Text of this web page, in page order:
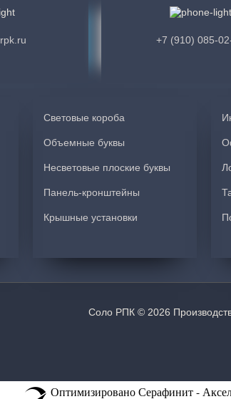
+7 (910) 085-
Световые короба
Объемные буквы
Несветовые плоские буквы
Панель-кронштейны
Крышные установки
Соло РПК © 2026
Оптимизировано Серафинит -